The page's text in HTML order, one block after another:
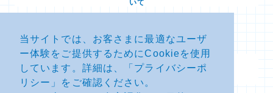
当サイトでは、お客さまに最適なユーザ
ー体験をご提供するためにCookieを使用
しています。詳細は、「 プライバシーポ
リシー 」をご確認ください。
お問い合せ
よくあるお問い合わせFAQ
SDSダウンロード
製品・サービスに関する重要な
お知らせ
その他のお問い合わせ